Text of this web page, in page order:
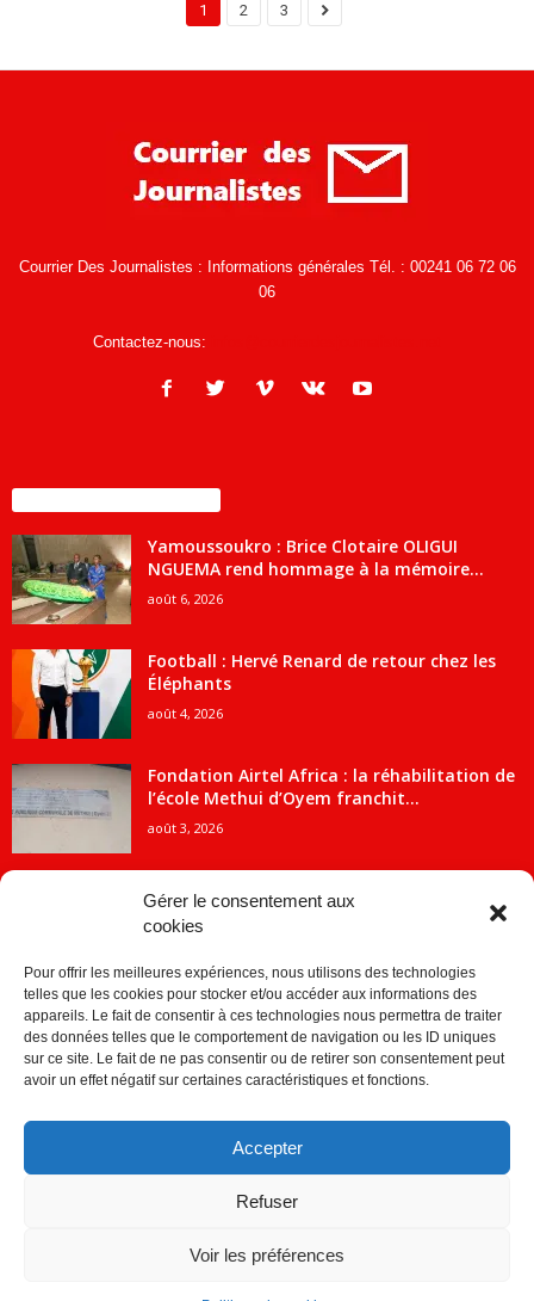
Gérer le consentement aux
cookies
Pour offrir les meilleures expériences, nous utilisons des technologies
telles que les cookies pour stocker et/ou accéder aux informations des
appareils. Le fait de consentir à ces technologies nous permettra de traiter
des données telles que le comportement de navigation ou les ID uniques
sur ce site. Le fait de ne pas consentir ou de retirer son consentement peut
avoir un effet négatif sur certaines caractéristiques et fonctions.
Accepter
Refuser
Voir les préférences
1 2 3
Courrier Des Journalistes : Informations générales Tél. : 00241 06 72 06
06
Contactez-nous:
Yamoussoukro : Brice Clotaire OLIGUI
NGUEMA rend hommage à la mémoire...
août 6, 2026
Football : Hervé Renard de retour chez les
Éléphants
août 4, 2026
Fondation Airtel Africa : la réhabilitation de
l’école Methui d’Oyem franchit...
août 3, 2026
ACTUALITES
Economie 2091
1840
Société
Sport 859